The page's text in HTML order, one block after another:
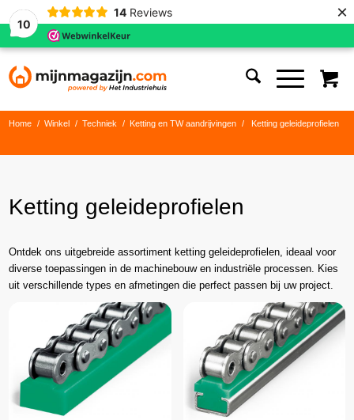
10
14 Reviews ×
Home / Winkel / Techniek / Ketting en TW aandrijvingen / Ketting geleideprofielen
Ketting geleideprofielen
Ontdek ons uitgebreide assortiment ketting geleideprofielen, ideaal voor
diverse toepassingen in de machinebouw en industriële processen. Kies
uit verschillende types en afmetingen die perfect passen bij uw project.